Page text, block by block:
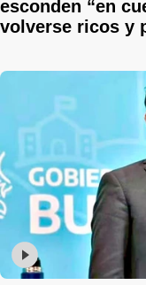
esconden “en
volverse ricos y